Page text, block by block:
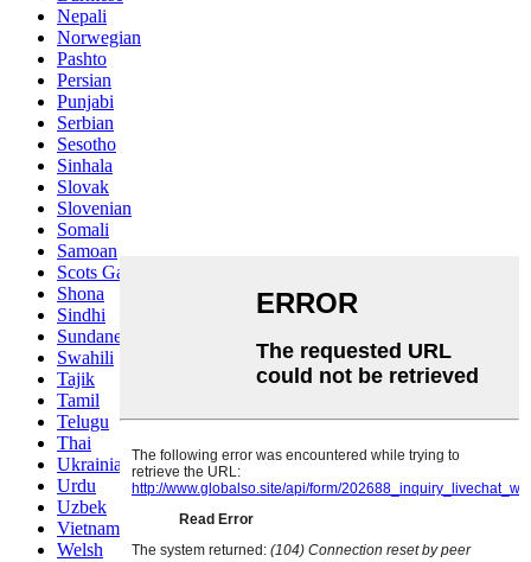
Nepali
Norwegian
Pashto
Persian
Punjabi
Serbian
Sesotho
Sinhala
Slovak
Slovenian
Somali
Samoan
Scots Gaelic
Shona
Sindhi
Sundanese
Swahili
Tajik
Tamil
Telugu
Thai
Ukrainian
Urdu
Uzbek
Vietnamese
Welsh